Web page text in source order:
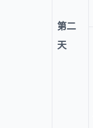
第二
天